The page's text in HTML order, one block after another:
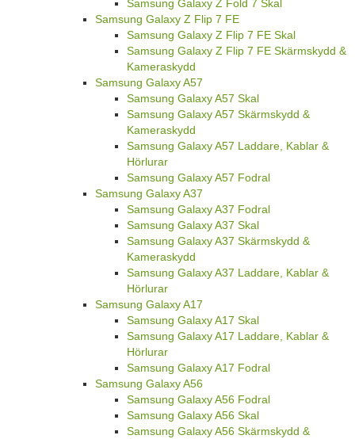
Samsung Galaxy Z Fold 7 Skal
Samsung Galaxy Z Flip 7 FE
Samsung Galaxy Z Flip 7 FE Skal
Samsung Galaxy Z Flip 7 FE Skärmskydd &
Kameraskydd
Samsung Galaxy A57
Samsung Galaxy A57 Skal
Samsung Galaxy A57 Skärmskydd &
Kameraskydd
Samsung Galaxy A57 Laddare, Kablar &
Hörlurar
Samsung Galaxy A57 Fodral
Samsung Galaxy A37
Samsung Galaxy A37 Fodral
Samsung Galaxy A37 Skal
Samsung Galaxy A37 Skärmskydd &
Kameraskydd
Samsung Galaxy A37 Laddare, Kablar &
Hörlurar
Samsung Galaxy A17
Samsung Galaxy A17 Skal
Samsung Galaxy A17 Laddare, Kablar &
Hörlurar
Samsung Galaxy A17 Fodral
Samsung Galaxy A56
Samsung Galaxy A56 Fodral
Samsung Galaxy A56 Skal
Samsung Galaxy A56 Skärmskydd &